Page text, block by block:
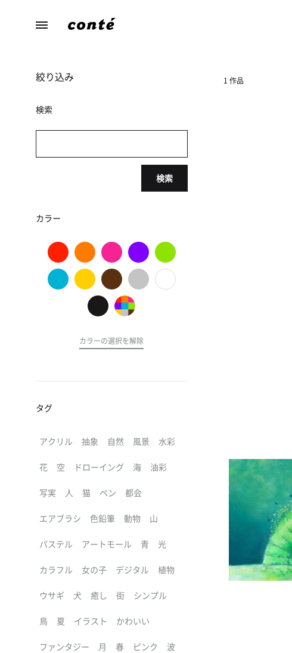
ら
た
の
1 作品
絞り込み
検索
検索
カラー
カラーの選択を解除
タグ
アクリル 抽象 自然 風景 水彩
花 空 ドローイング 海 油彩
写実 人 猫 ペン 都会
エアブラシ 色鉛筆 動物 山
パステル アートモール 青 光
カラフル 女の子 デジタル 植物
ウサギ 犬 癒し 街 シンプル
鳥 夏 イラスト かわいい
ファンタジー 月 春 ピンク 波